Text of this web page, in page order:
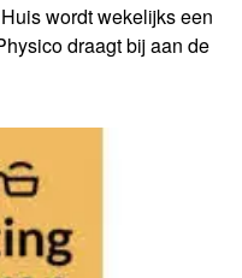
wordt wekelijks een
draagt bij aan de